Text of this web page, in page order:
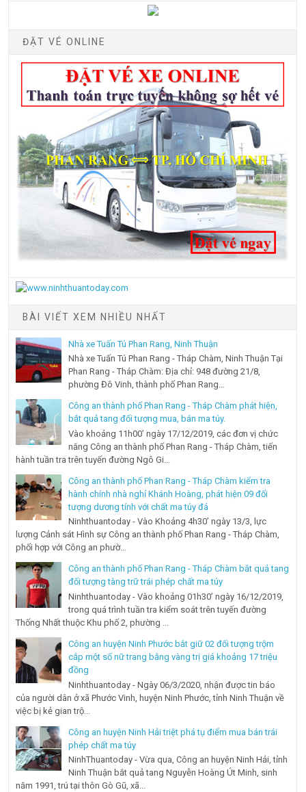
ĐẶT VÉ ONLINE
BÀI VIẾT XEM NHIỀU NHẤT
Nhà xe Tuấn Tú Phan Rang, Ninh Thuận
Nhà xe Tuấn Tú Phan Rang - Tháp Chàm, Ninh Thuận Tại
Phan Rang - Tháp Chàm: Địa chỉ: 948 đường 21/8,
phường Đô Vinh, thành phố Phan Rang...
Công an thành phố Phan Rang - Tháp Chàm phát hiện,
bắt quả tang đối tượng mua, bán ma túy.
Vào khoảng 11h00’ ngày 17/12/2019, các đơn vị chức
năng Công an thành phố Phan Rang - Tháp Chàm, tiến
hành tuần tra trên tuyến đường Ngô Gi...
Công an thành phố Phan Rang - Tháp Chàm kiểm tra
hành chính nhà nghỉ Khánh Hoàng, phát hiện 09 đối
tượng dương tính với chất ma túy đá
Ninhthuantoday - Vào Khoảng 4h30’ ngày 13/3, lực
lượng Cảnh sát Hình sự Công an thành phố Phan Rang - Tháp Chàm,
phối hợp với Công an phườ...
Công an thành phố Phan Rang - Tháp Chàm bắt quả tang
đối tượng tàng trữ trái phép chất ma túy
Ninhthuantoday - Vào khoảng 01h30’ ngày 16/12/2019,
trong quá trình tuần tra kiểm soát trên tuyến đường
Thống Nhất thuộc Khu phố 2, phường ...
Công an huyện Ninh Phước bắt giữ 02 đối tượng trộm
cắp một số nữ trang bằng vàng trị giá khoảng 17 triệu
đồng
Ninhthuantoday - Ngày 06/3/2020, nhận được tin báo
của người dân ở xã Phước Vinh, huyện Ninh Phước, tỉnh Ninh Thuận về
việc bị kẻ gian trộ...
Công an huyện Ninh Hải triệt phá tụ điểm mua bán trái
phép chất ma túy
NinhThuantoday - Vừa qua, Công an huyện Ninh Hải, tỉnh
Ninh Thuận bắt quả tang Nguyễn Hoàng Út Minh, sinh
năm 1991, trú tại thôn Gò Gũ, xã...